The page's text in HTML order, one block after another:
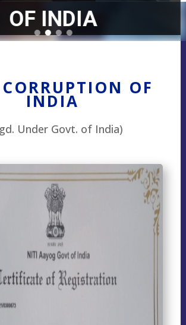
OF INDIA
OF
INDIA
Under Govt. of India)